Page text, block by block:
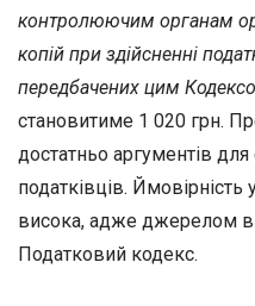
контролюючим органам
копій при здійсненні
передбачених цим
становитиме 1 020 грн.
достатньо аргументів
податківців.
висока, адже джерелом
Податковий кодекс.